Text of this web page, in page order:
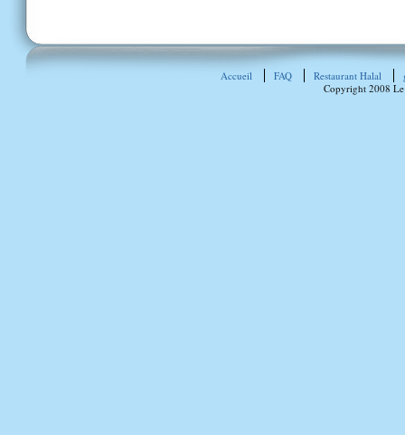
Accueil FAQ Restaurant Halal
Copyright 2008